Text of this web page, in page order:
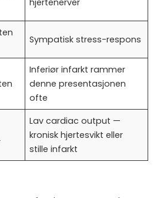
Sympatisk stress-respons
Inferiør infarkt rammer
denne presentasjonen
ofte
Lav cardiac output —
kronisk hjertesvikt eller
stille infarkt